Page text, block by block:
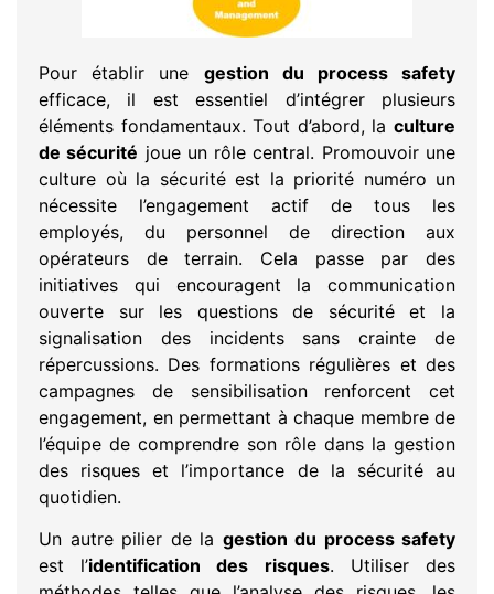
Pour établir une gestion du process safety
efficace, il est essentiel d’intégrer plusieurs
éléments fondamentaux. Tout d’abord, la culture
de sécurité joue un rôle central. Promouvoir une
culture où la sécurité est la priorité numéro un
nécessite l’engagement actif de tous les
employés, du personnel de direction aux
opérateurs de terrain. Cela passe par des
initiatives qui encouragent la communication
ouverte sur les questions de sécurité et la
signalisation des incidents sans crainte de
répercussions. Des formations régulières et des
campagnes de sensibilisation renforcent cet
engagement, en permettant à chaque membre de
l’équipe de comprendre son rôle dans la gestion
des risques et l’importance de la sécurité au
quotidien.
Un autre pilier de la gestion du process safety
est l’identification des risques. Utiliser des